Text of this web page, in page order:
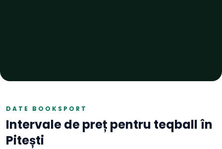
DATE BOOKSPORT
Intervale de preț pentru teqball în
Pitești